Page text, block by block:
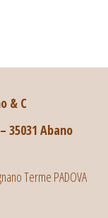
& C
35031 Abano
Terme PADOVA